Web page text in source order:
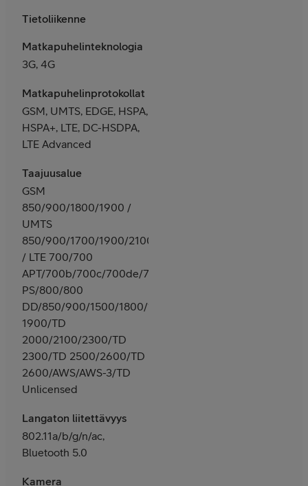
Tietoliikenne
Matkapuhelinteknologia
3G, 4G
Matkapuhelinprotokollat
GSM, UMTS, EDGE, HSPA,
HSPA+, LTE, DC-HSDPA,
LTE Advanced
Taajuusalue
GSM
850/900/1800/1900 /
UMTS
850/900/1700/1900/2100
/ LTE 700/700
APT/700b/700c/700de/700
PS/800/800
DD/850/900/1500/1800/1900/TD
1900/TD
2000/2100/2300/TD
2300/TD 2500/2600/TD
2600/AWS/AWS-3/TD
Unlicensed
Langaton liitettävyys
802.11a/b/g/n/ac,
Bluetooth 5.0
Kamera